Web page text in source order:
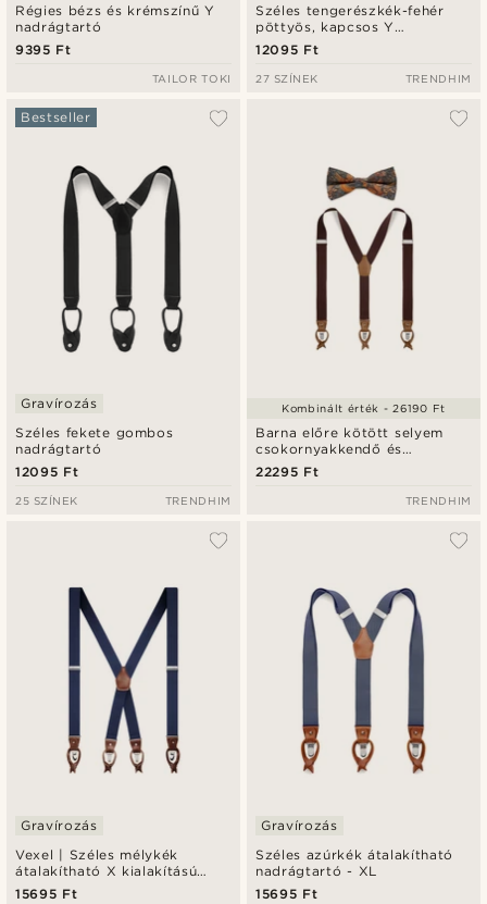
Régies bézs és krémszínű Y
nadrágtartó
9395 Ft
TAILOR TOKI
Széles tengerészkék-fehér
pöttyös, kapcsos Y
nadrágtartó
12095 Ft
27 SZÍNEK TRENDHIM
Széles fekete gombos
nadrágtartó
Bestseller
Gravírozás
12095 Ft
25 SZÍNEK TRENDHIM
Barna előre kötött selyem
csokornyakkendő és
nadrágtartó szett
22295 Ft
Kombinált érték - 26190 Ft
TRENDHIM
Vexel | Széles mélykék
átalakítható X kialakítású
nadrágtartó
Gravírozás
15695 Ft
Széles azúrkék átalakítható
nadrágtartó - XL
Gravírozás
15695 Ft